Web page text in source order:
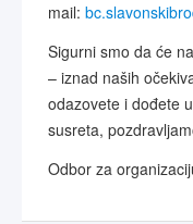
mail:
Sigurni smo da će
– iznad naših
odazovete i dođete
susreta,
Odbor za